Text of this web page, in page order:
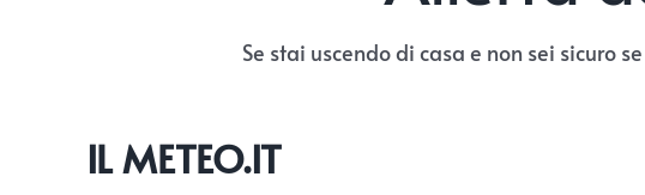
Se stai uscendo di casa e non sei sicuro
IL METEO.IT